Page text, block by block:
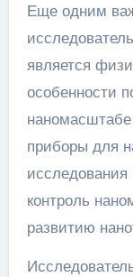
Еще одним
является
особенности
приборы для
контроль
развитию